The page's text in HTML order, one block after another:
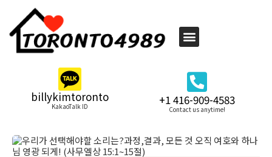
billykimtoronto
KakaoTalk ID +1 416-909-4583
Contact us anytime!